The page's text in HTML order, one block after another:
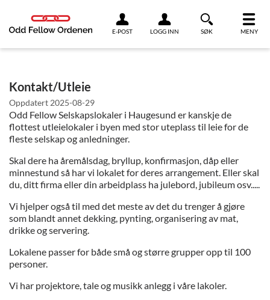
E-POST LOGG INN SØK MENY
Kontakt/Utleie
Oppdatert 2025-08-29
Odd Fellow Selskapslokaler i Haugesund er kanskje de
flottest utleielokaler i byen med stor uteplass til leie for de
fleste selskap og anledninger.
Skal dere ha åremålsdag, bryllup, konfirmasjon, dåp eller
minnestund så har vi lokalet for deres arrangement. Eller skal
du, ditt firma eller din arbeidplass ha julebord, jubileum osv.....
Vi hjelper også til med det meste av det du trenger å gjøre
som blandt annet dekking, pynting, organisering av mat,
drikke og servering.
Lokalene passer for både små og større grupper opp til 100
personer.
Vi har projektore, tale og musikk anlegg i våre lakoler.